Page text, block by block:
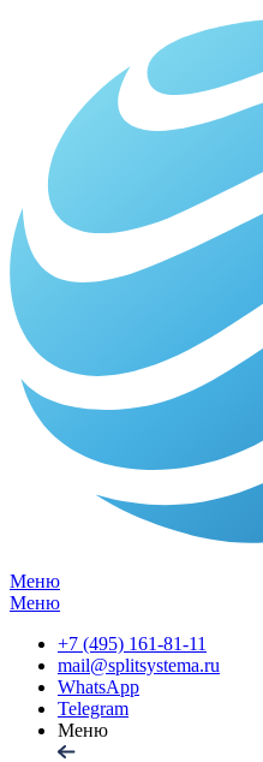
Меню
Меню
+7 (495) 161-81-11
mail@splitsystema.ru
WhatsApp
Telegram
Меню